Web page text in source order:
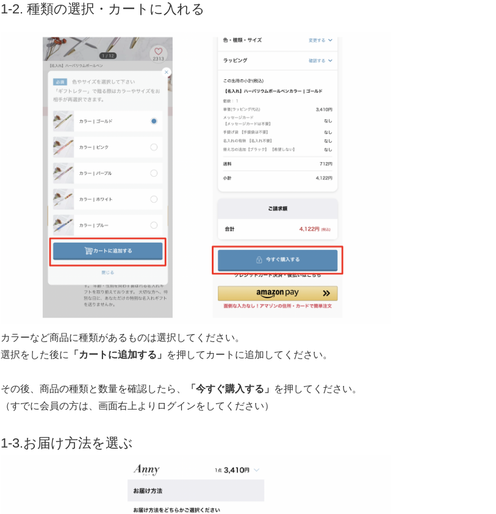
1-2. 種類の選択・カートに入れる
カラーなど商品に種類があるものは選択してください。
選択をした後に 「カートに追加する」 を押してカートに追加してください。
その後、商品の種類と数量を確認したら、 「今すぐ購入する」
を押してください。
（すでに会員の方は、画面右上よりログインをしてください）
1-3.お届け方法を選ぶ